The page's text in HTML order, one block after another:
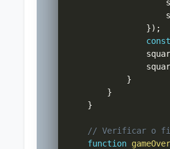
}) ;
const
}
}
}
// Verificar o
function gameOver